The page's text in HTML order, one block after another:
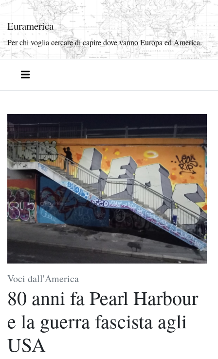
Euramerica
Per chi voglia cercare di capire dove vanno Europa ed America.
Voci dall'America
80 anni fa Pearl Harbour
e la guerra fascista agli
USA